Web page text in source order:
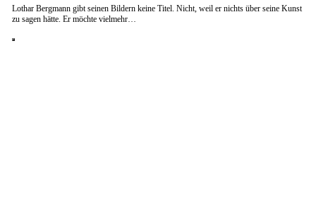
Lothar Bergmann gibt seinen Bildern keine Titel. Nicht, weil er nichts über seine Kunst
zu sagen hätte. Er möchte vielmehr…